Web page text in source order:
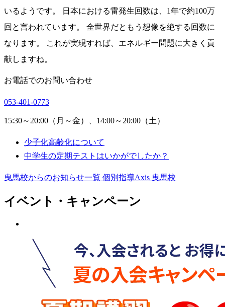
いるようです。 日本における雷発生回数は、1年で約100万
回と言われています。 全世界だともう想像を絶する回数に
なります。 これが実現すれば、エネルギー問題に大きく貢
献しますね。
お電話でのお問い合わせ
053-401-0773
15:30～20:00（月～金）、14:00～20:00（土）
少子化高齢化について
中学生の定期テストはいかがでしたか？
曳馬校からのお知らせ一覧 個別指導Axis 曳馬校
イベント・キャンペーン